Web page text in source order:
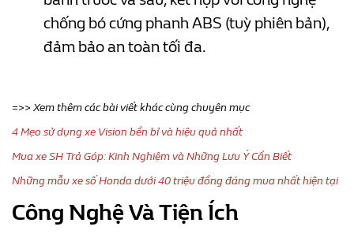
chống bó cứng phanh ABS (tuỳ phiên bản),
đảm bảo an toàn tối đa.
=>> Xem thêm các bài viết khác cùng chuyên mục
4 Mẹo sử dụng xe Vision bền bỉ và hiệu quả nhất
Mua xe SH Trả Góp: Kinh Nghiệm và Những Lưu Ý Cần Biết
Những mẫu xe số Honda dưới 40 triệu đồng đáng mua nhất hiện tại
Công Nghệ Và Tiện Ích